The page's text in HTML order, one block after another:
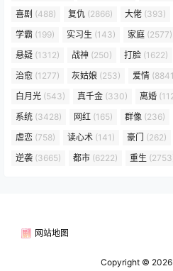
喜剧 (488) 复仇 (2866) 大佬 (393)
学霸 (199) 实习生 (143) 家庭 (2577)
悬疑 (1312) 战神 (250) 打脸 (1622)
治愈 (1277) 灰姑娘 (253) 爱情
白月光 (543) 真千金 (330) 离婚
系统 (3428) 网红 (165) 群像 (236)
虐恋 (758) 读心术 (141) 豪门 (262)
逆袭 (3665) 都市 (6222) 重生
网站地图
Copyright © 2026